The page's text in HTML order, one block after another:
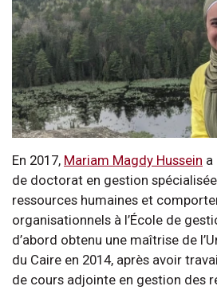
En 2017, Mariam Magdy Hussein a
de doctorat en gestion
ressources humaines et
organisationnels à l’École de
d’abord obtenu une maîtrise de
du Caire en 2014, après avoir
de cours adjointe en gestion des